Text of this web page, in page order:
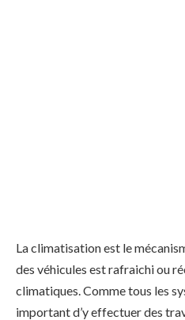
La climatisation est le
des véhicules est rafraichi ou
climatiques. Comme tous les
important d’y effectuer des